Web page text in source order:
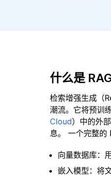
什么是
检索增强生成（
潮流。它将预训
Cloud）中的外
息。 一个完整的
向量数据库：
嵌入模型：将